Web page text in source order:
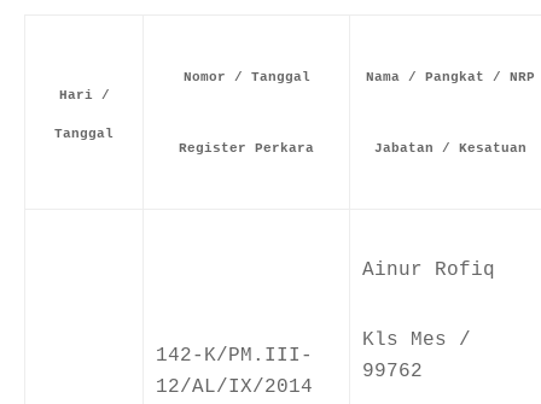
Hari /
Tanggal
Nomor / Tanggal
Register Perkara
Nama / Pangkat / NRP
Jabatan / Kesatuan
142-K/PM.III-
12/AL/IX/2014
Ainur Rofiq
Kls Mes /
99762